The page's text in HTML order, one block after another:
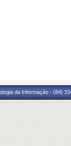
da Informação - (84)